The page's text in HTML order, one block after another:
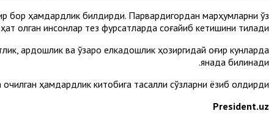
бор ҳамдардлик билдирди. Парвардигордан марҳумларни ўз
олган инсонлар тез фурсатларда соғайиб кетишини тилади.
қардошлик ва ўзаро елкадошлик ҳозиргидай оғир кунларда
янада билинади.
ҳамдардлик китобига тасалли сўзларни ёзиб қолдирди.
President.uz